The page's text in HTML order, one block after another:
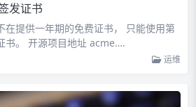
发证书
在提供一年期的免费证书， 只能使用第
书。 开源项目地址 acme….
运维